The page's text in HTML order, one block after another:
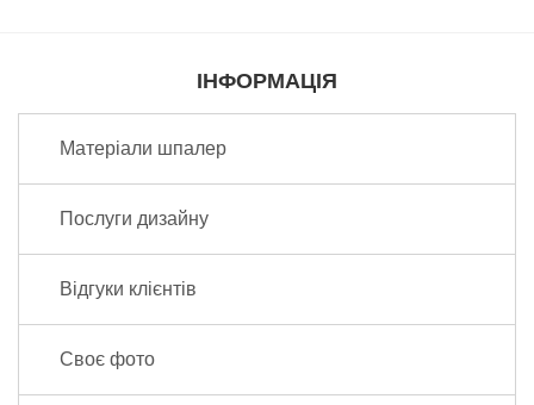
ІНФОРМАЦІЯ
Матеріали шпалер
Послуги дизайну
Відгуки клієнтів
Своє фото